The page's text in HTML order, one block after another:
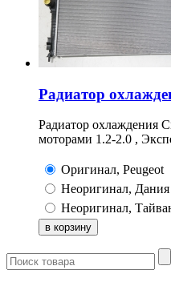
Радиатор
Радиатор охлаждения
моторами 1.2-2.0 ,
Оригинал, Peugeot
Неоригинал, Дания
Неоригинал,